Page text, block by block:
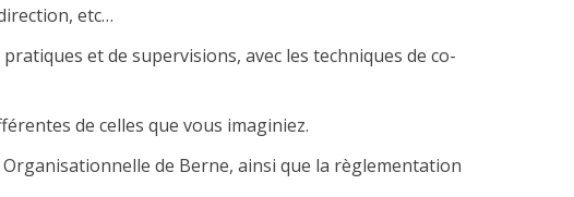
etc…
et de supervisions, avec les techniques de co-
de celles que vous imaginiez.
de Berne, ainsi que la règlementation